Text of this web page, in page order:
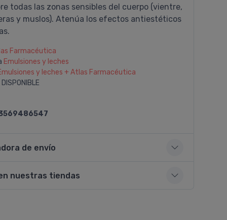
todas las zonas sensibles del cuerpo (vientre,
y muslos). Atenúa los efectos antiestéticos
Farmacéutica
Emulsiones y leches
y leches + Atlas Farmacéutica
DISPONIBLE
de envío
nuestras tiendas